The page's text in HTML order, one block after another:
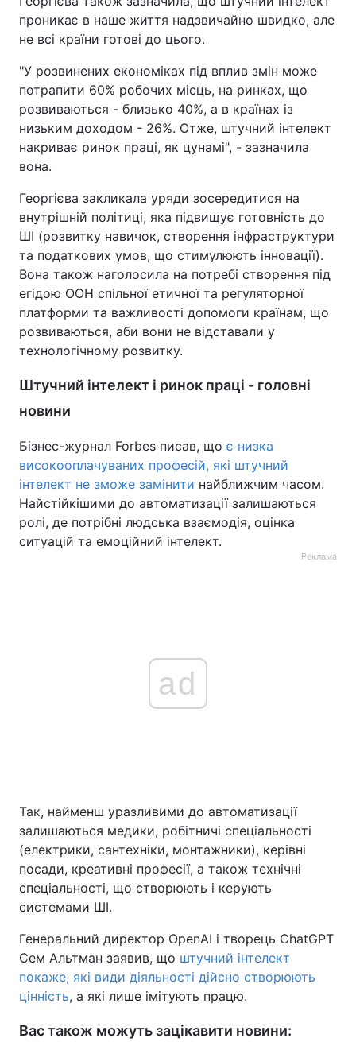
Тема оформлення
проникає в наше життя надзвичайно швидко, але
не всі країни готові до цього.
"У розвинених економіках під вплив змін може
потрапити 60% робочих місць, на ринках, що
розвиваються - близько 40%, а в країнах із
низьким доходом - 26%. Отже, штучний інтелект
накриває ринок праці, як цунамі", - зазначила
вона.
Георгієва закликала уряди зосередитися на
внутрішній політиці, яка підвищує готовність до
ШІ (розвитку навичок, створення інфраструктури
та податкових умов, що стимулюють інновації).
Вона також наголосила на потребі створення під
егідою ООН спільної етичної та регуляторної
платформи та важливості допомоги країнам, що
розвиваються, аби вони не відставали у
технологічному розвитку.
Штучний інтелект і ринок праці - головні
новини
Бізнес-журнал Forbes писав, що є низка
високооплачуваних професій, які штучний
інтелект не зможе замінити найближчим часом.
Найстійкішими до автоматизації залишаються
ролі, де потрібні людська взаємодія, оцінка
ситуацій та емоційний інтелект.
Реклама
ad
Так, найменш уразливими до автоматизації
залишаються медики, робітничі спеціальності
(електрики, сантехніки, монтажники), керівні
посади, креативні професії, а також технічні
спеціальності, що створюють і керують
системами ШІ.
Генеральний директор OpenAI і творець ChatGPT
Сем Альтман заявив, що штучний інтелект
покаже, які види діяльності дійсно створюють
цінність, а які лише імітують працю.
Вас також можуть зацікавити новини: